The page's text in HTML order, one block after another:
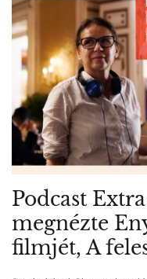
Podcast
megnézte
filmjét, A